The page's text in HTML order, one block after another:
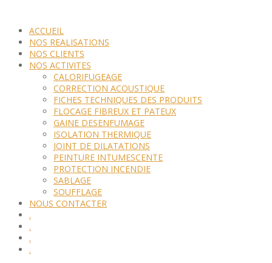
ACCUEIL
NOS REALISATIONS
NOS CLIENTS
NOS ACTIVITES
CALORIFUGEAGE
CORRECTION ACOUSTIQUE
FICHES TECHNIQUES DES PRODUITS
FLOCAGE FIBREUX ET PATEUX
GAINE DESENFUMAGE
ISOLATION THERMIQUE
JOINT DE DILATATIONS
PEINTURE INTUMESCENTE
PROTECTION INCENDIE
SABLAGE
SOUFFLAGE
NOUS CONTACTER
.
.
.
.